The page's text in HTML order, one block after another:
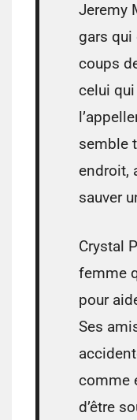
Jeremy
gars qui
coups
celui
semble
endroit,
sauver
Crystal
femme
pour
Ses
comme
d’être